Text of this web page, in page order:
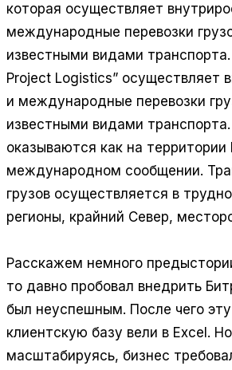
которая осуществляет
международные перевозки
известными видами транспорта.
Project Logistics” осуществляет
и международные перевозки
известными видами транспорта.
оказываются как на
международном сообщении.
грузов осуществляется в
регионы, крайний Север,
Расскажем немного
то давно пробовал внедрить
был неуспешным. После чего
клиентскую базу вели в Excel.
масштабируясь, бизнес